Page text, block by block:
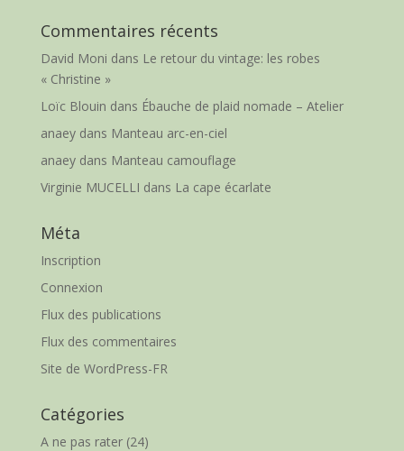
Commentaires récents
David Moni dans Le retour du vintage: les robes
« Christine »
Loïc Blouin dans Ébauche de plaid nomade – Atelier
anaeydans Manteau arc-en-ciel
anaeydans Manteau camouflage
Virginie MUCELLI dans La cape écarlate
Méta
Inscription
Connexion
Flux des publications
Flux des commentaires
Site de WordPress-FR
Catégories
A ne pas rater(24)